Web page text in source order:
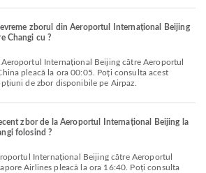
zborul din Aeroportul Internațional Beijing
Changi cu ?
pleacă la ora 00:05. Poți consulta acest
de zbor disponibile pe Airpaz.
zbor de la Aeroportul Internațional Beijing la
folosind ?
Airlines pleacă la ora 16:40. Poți consulta